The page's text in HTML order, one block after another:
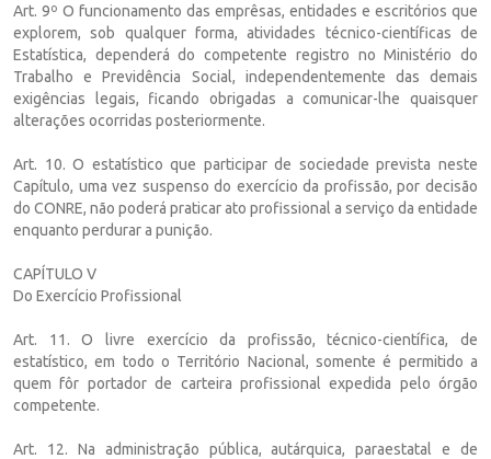
Art. 9º O funcionamento das emprêsas, entidades e escritórios que
explorem, sob qualquer forma, atividades técnico-científicas de
Estatística, dependerá do competente registro no Ministério do
Trabalho e Previdência Social, independentemente das demais
exigências legais, ficando obrigadas a comunicar-lhe quaisquer
alterações ocorridas posteriormente.
Art. 10. O estatístico que participar de sociedade prevista neste
Capítulo, uma vez suspenso do exercício da profissão, por decisão
do CONRE, não poderá praticar ato profissional a serviço da entidade
enquanto perdurar a punição.
CAPÍTULO V
Do Exercício Profissional
Art. 11. O livre exercício da profissão, técnico-científica, de
estatístico, em todo o Território Nacional, somente é permitido a
quem fôr portador de carteira profissional expedida pelo órgão
competente.
Art. 12. Na administração pública, autárquica, paraestatal e de